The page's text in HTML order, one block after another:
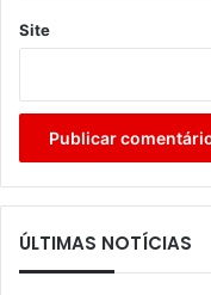
Site
ÚLTIMAS NOTÍCIAS